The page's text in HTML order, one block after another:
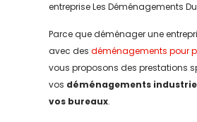
entreprise Les Déménagements
Parce que déménager une
avec des déménagements pour
vous proposons des prestations
vos déménagements
vos bureaux.